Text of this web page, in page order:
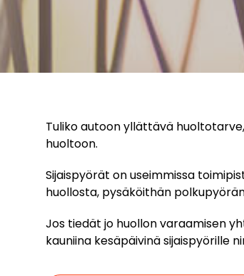
Tuliko autoon yllättävä
huoltoon.
Sijaispyörät on useimmissa
huollosta, pysäköithän
Jos tiedät jo huollon varaamisen
kauniina kesäpäivinä sijaispyörille